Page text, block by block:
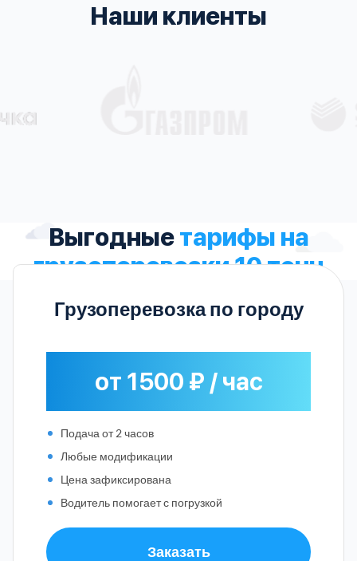
Наши клиенты
Выгодныетарифы на
грузоперевозки 10 тонн
Грузоперевозка по городу
от 1500 ₽ / час
Подача от 2 часов
Любые модификации
Цена зафиксирована
Водитель помогает с погрузкой
Заказать